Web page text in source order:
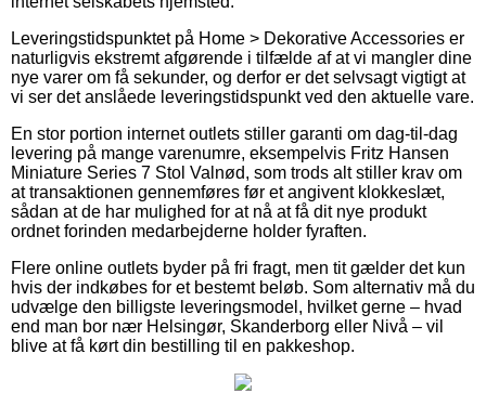
Leveringstidspunktet på Home > Dekorative Accessories er
naturligvis ekstremt afgørende i tilfælde af at vi mangler dine
nye varer om få sekunder, og derfor er det selvsagt vigtigt at
vi ser det anslåede leveringstidspunkt ved den aktuelle vare.
En stor portion internet outlets stiller garanti om dag-til-dag
levering på mange varenumre, eksempelvis Fritz Hansen
Miniature Series 7 Stol Valnød, som trods alt stiller krav om
at transaktionen gennemføres før et angivent klokkeslæt,
sådan at de har mulighed for at nå at få dit nye produkt
ordnet forinden medarbejderne holder fyraften.
Flere online outlets byder på fri fragt, men tit gælder det kun
hvis der indkøbes for et bestemt beløb. Som alternativ må du
udvælge den billigste leveringsmodel, hvilket gerne – hvad
end man bor nær Helsingør, Skanderborg eller Nivå – vil
blive at få kørt din bestilling til en pakkeshop.